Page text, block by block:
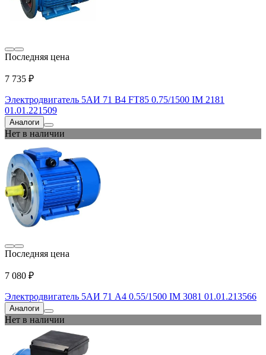
Последняя цена
7 735 ₽
Электродвигатель 5АИ 71 В4 FT85 0.75/1500 IM 2181
01.01.221509
Аналоги
Нет в наличии
Последняя цена
7 080 ₽
Электродвигатель 5АИ 71 А4 0.55/1500 IM 3081 01.01.213566
Аналоги
Нет в наличии